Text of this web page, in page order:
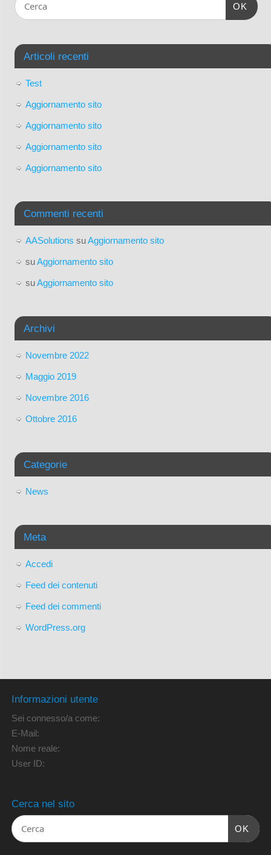
OK
Articoli recenti
Test
Aggiornamento sito
Aggiornamento sito
Aggiornamento sito
Aggiornamento sito
Commenti recenti
AASolutions suAggiornamento sito
suAggiornamento sito
suAggiornamento sito
Archivi
Novembre 2022
Maggio 2019
Novembre 2016
Ottobre 2016
Categorie
News
Meta
Accedi
Feed dei contenuti
Feed dei commenti
WordPress.org
Informazioni utente
Sei connesso/a come:
E-Mail:
Nome reale:
User ID:
Cerca nel sito
OK